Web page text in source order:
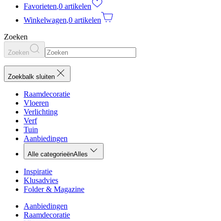
Favorieten,0 artikelen
Winkelwagen,0 artikelen
Zoeken
Zoeken
Zoekbalk sluiten
Raamdecoratie
Vloeren
Verlichting
Verf
Tuin
Aanbiedingen
Alle categorieënAlles
Inspiratie
Klusadvies
Folder & Magazine
Aanbiedingen
Raamdecoratie